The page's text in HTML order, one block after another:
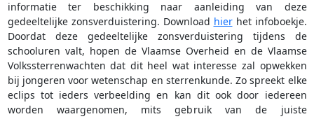
informatie ter beschikking naar aanleiding van deze
gedeeltelijke zonsverduistering. Download hierhet infoboekje.
Doordat deze gedeeltelijke zonsverduistering tijdens de
schooluren valt, hopen de Vlaamse Overheid en de Vlaamse
Volkssterrenwachten dat dit heel wat interesse zal opwekken
bij jongeren voor wetenschap en sterrenkunde. Zo spreekt elke
eclips tot ieders verbeelding en kan dit ook door iedereen
worden waargenomen, mits gebruik van de juiste